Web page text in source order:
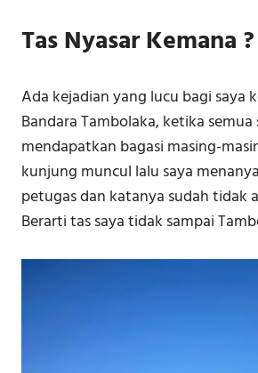
Tas Nyasar Kemana ?
Ada kejadian yang lucu bagi saya
Bandara Tambolaka, ketika semua
mendapatkan bagasi masing-
kunjung muncul lalu saya
petugas dan katanya sudah tidak
Berarti tas saya tidak sampai